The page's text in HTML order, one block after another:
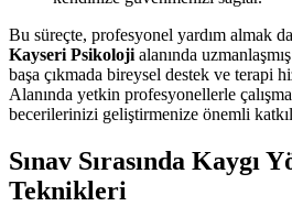
Bu süreçte, profesyonel yardım almak
Kayseri Psikoloji alanında
başa çıkmada bireysel destek ve terapi
Alanında yetkin profesyonellerle
becerilerinizi geliştirmenize önemli
Sınav Sırasında Kaygı
Teknikleri